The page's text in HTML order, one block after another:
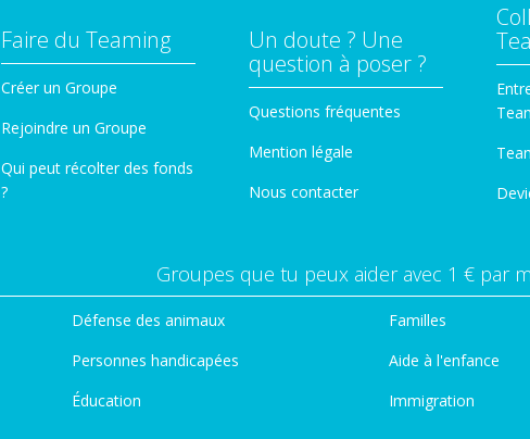
Faire du Teaming
Créer un Groupe
Rejoindre un Groupe
Qui peut récolter des fonds
?
Un doute ? Une
question à poser ?
Questions fréquentes
Mention légale
Nous contacter
Groupes que tu peux aider avec 1 € par
Défense des animaux
Personnes handicapées
Éducation
Familles
Aide à l'enfance
Immigration